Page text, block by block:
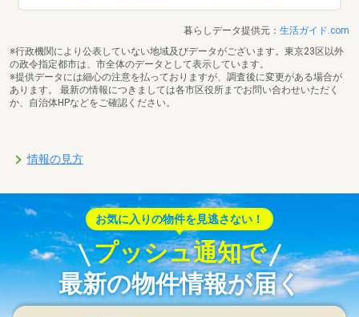
暮らしデータ提供元： 生活ガイド.com
※行政機関により公表していない地域及びデータがございます。東京23区以外
の政令指定都市は、市全体のデータとして表示しています。
※提供データには細心の注意を払っておりますが、調査後に変更がある場合が
あります。 最新の情報につきましては各市区役所までお問い合わせいただく
か、自治体HPなどをご確認ください。
情報の見方
お気に入りの物件を見逃さない！
プッシュ通知で
最新の物件情報が届く